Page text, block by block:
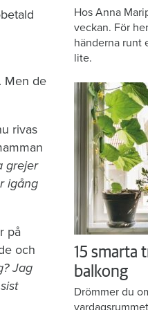
Men de
rivas
grejer
igång
på
och
Jag
Hos Anna
veckan. För
händerna runt
lite.
15 smarta
balkong
Drömmer du